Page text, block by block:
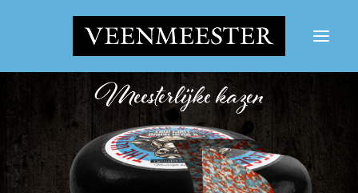
LES FROMAGES
NOUVELLES
CONTACT